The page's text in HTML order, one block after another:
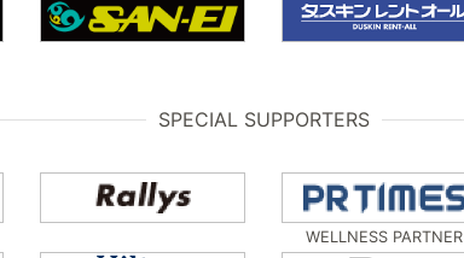
SPECIAL SUPPORTERS
WELLNESS PARTNER